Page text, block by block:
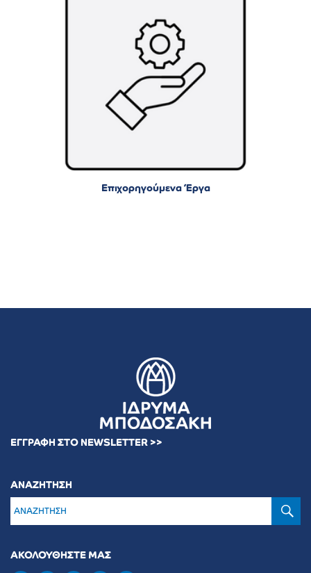
Επιχορηγούμενα Έργα
ΕΓΓΡΑΦΗ ΣΤΟ NEWSLETTER >>
ΑΝΑΖΗΤΗΣΗ
ΑΚΟΛΟΥΘΗΣΤΕ ΜΑΣ